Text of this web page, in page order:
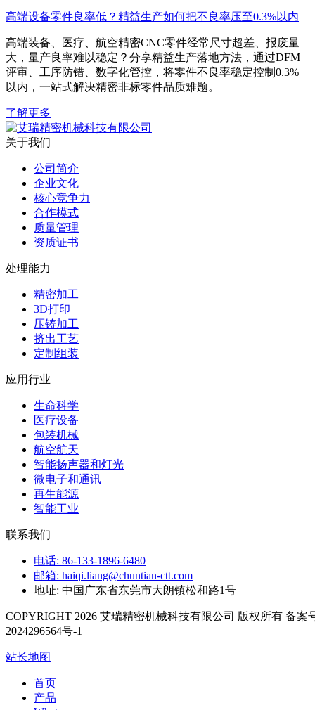
高端设备零件良率低？精益生产如何把不良率压至0.3%以内
高端装备、医疗、航空精密CNC零件经常尺寸超差、报废量
大，量产良率难以稳定？分享精益生产落地方法，通过DFM
评审、工序防错、数字化管控，将零件不良率稳定控制0.3%
以内，一站式解决精密非标零件品质难题。
了解更多
关于我们
公司简介
企业文化
核心竞争力
合作模式
质量管理
资质证书
处理能力
精密加工
3D打印
压铸加工
挤出工艺
定制组装
应用行业
生命科学
医疗设备
包装机械
航空航天
智能扬声器和灯光
微电子和通讯
再生能源
智能工业
联系我们
电话: 86-133-1896-6480
邮箱: haiqi.liang@chuntian-ctt.com
地址: 中国广东省东莞市大朗镇松和路1号
COPYRIGHT 2026 艾瑞精密机械科技有限公司 版权所有 备案
2024296564号-1
站长地图
首页
产品